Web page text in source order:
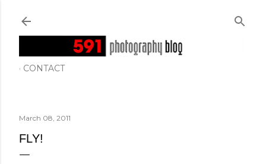
CONTACT
March 08, 2011
FLY!